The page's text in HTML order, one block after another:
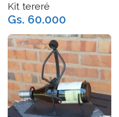
Kit tereré
Gs. 60.000